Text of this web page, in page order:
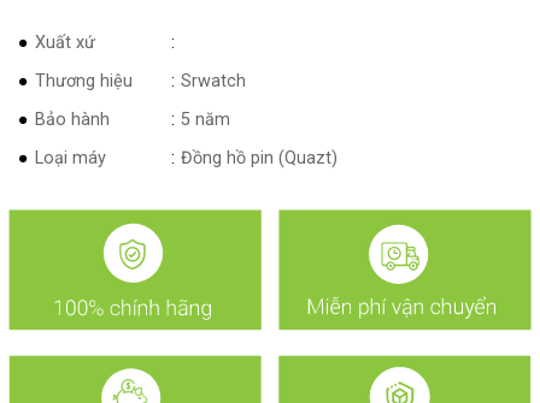
Xuất xứ
Thương hiệu
Srwatch
Bảo hành
5 năm
Loại máy
Đồng hồ pin (Quazt)